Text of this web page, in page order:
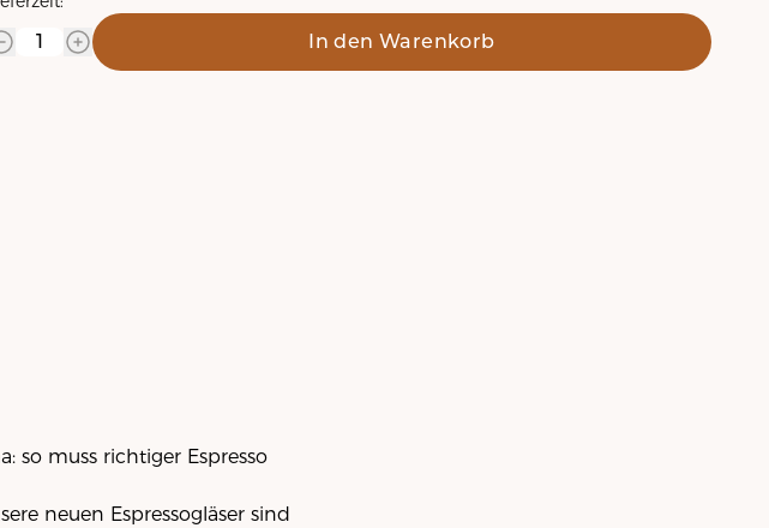
In den Warenkorb
so muss richtiger Espresso
neuen Espressogläser sind